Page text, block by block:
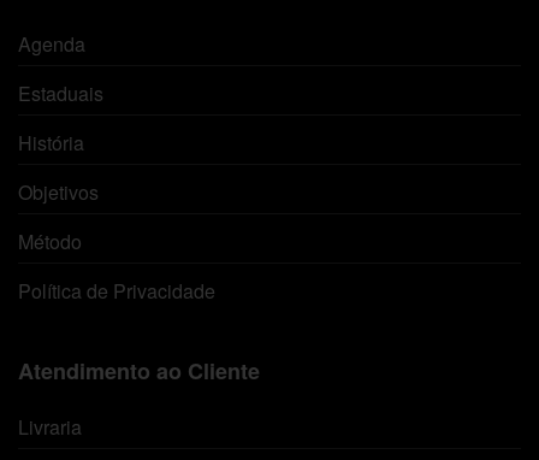
Agenda
Estaduais
História
Objetivos
Método
Política de Privacidade
Atendimento ao Cliente
Livraria